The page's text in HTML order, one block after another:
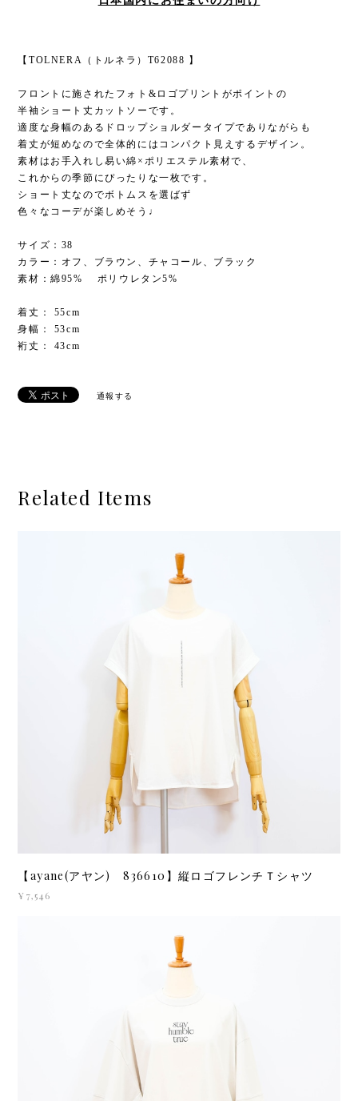
【TOLNERA（トルネラ）T62088 】
フロントに施されたフォト&ロゴプリントがポイントの
半袖ショート丈カットソーです。
適度な身幅のあるドロップショルダータイプでありながらも
着丈が短めなので全体的にはコンパクト見えするデザイン。
素材はお手入れし易い綿×ポリエステル素材で、
これからの季節にぴったりな一枚です。
ショート丈なのでボトムスを選ばず
色々なコーデが楽しめそう♩
サイズ：38
カラー：オフ、ブラウン、チャコール、ブラック
素材：綿95% ポリウレタン5%
着丈： 55cm
身幅： 53cm
裄丈： 43cm
通報する
Related Items
【ayane(アヤン) 836610】縦ロゴフレンチＴシャツ
¥7,546